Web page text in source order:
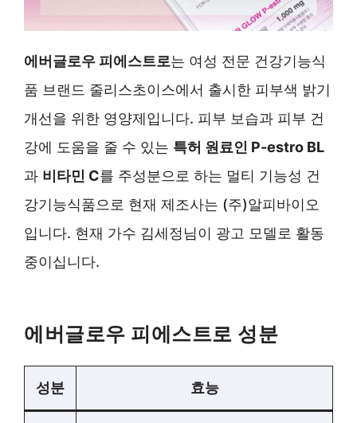
에버글로우 피에스트로는 여성 전문 건강기능식
품 브랜드 줄리스초이스에서 출시한 피부색 밝기
개선을 위한 영양제입니다. 피부 보습과 피부 건
강에 도움을 줄 수 있는 특허 원료인 P-estro BL
과 비타민 C를 주성분으로 하는 멀티 기능성 건
강기능식품으로 현재 제조사는 (주)알피바이오
입니다. 현재 가수 김세정님이 광고 모델로 활동
중이십니다.
에버글로우 피에스트로 성분
성분 효능